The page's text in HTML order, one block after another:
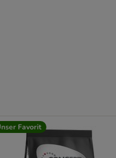
Favorit